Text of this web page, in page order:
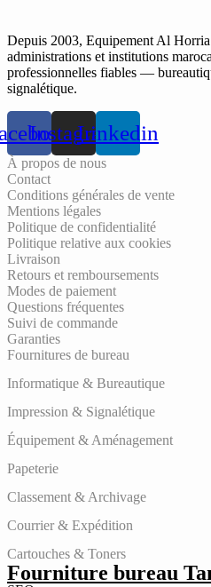
Depuis 2003, Equipement Al Horria
administrations et institutions
professionnelles fiables —
signalétique.
InstagramLinkedin
À propos de nous
Contact
Conditions générales de vente
Mentions légales
Politique de confidentialité
Politique relative aux cookies
Livraison
Retours et remboursements
Modes de paiement
Questions fréquentes
Suivi de commande
Garanties
Fournitures de bureau
Informatique & Bureautique
Impression & Signalétique
Équipement & Aménagement
Papeterie
Classement & Archivage
Courrier & Expédition
Cartouches & Toners
Fourniture bureau